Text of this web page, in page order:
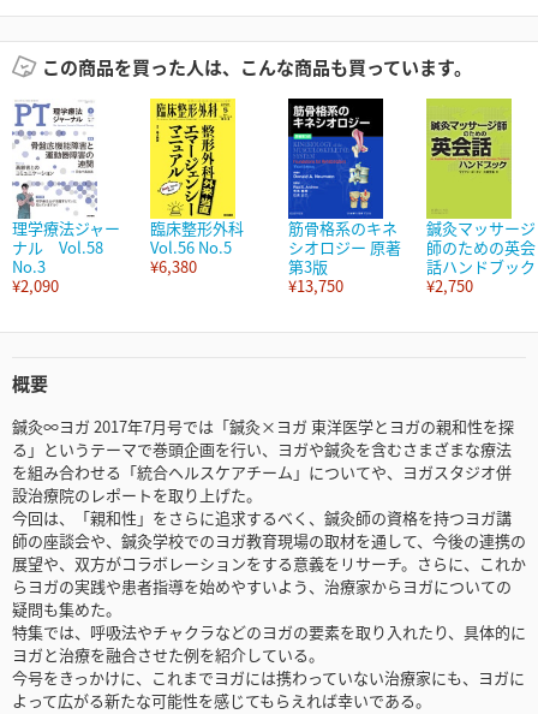
この商品を買った人は、こんな商品も買っています。
理学療法ジャー
ナル Vol.58
No.3
¥2,090
臨床整形外科
Vol.56 No.5
¥6,380
筋骨格系のキネ
シオロジー 原著
第3版
¥13,750
鍼灸マッサージ
師のための英会
話ハンドブック
¥2,750
概要
鍼灸∞ヨガ 2017年7月号では「鍼灸×ヨガ 東洋医学とヨガの親和性を探
る」というテーマで巻頭企画を行い、ヨガや鍼灸を含むさまざまな療法
を組み合わせる「統合ヘルスケアチーム」についてや、ヨガスタジオ併
設治療院のレポートを取り上げた。
今回は、「親和性」をさらに追求するべく、鍼灸師の資格を持つヨガ講
師の座談会や、鍼灸学校でのヨガ教育現場の取材を通して、今後の連携の
展望や、双方がコラボレーションをする意義をリサーチ。さらに、これか
らヨガの実践や患者指導を始めやすいよう、治療家からヨガについての
疑問も集めた。
特集では、呼吸法やチャクラなどのヨガの要素を取り入れたり、具体的に
ヨガと治療を融合させた例を紹介している。
今号をきっかけに、これまでヨガには携わっていない治療家にも、ヨガに
よって広がる新たな可能性を感じてもらえれば幸いである。